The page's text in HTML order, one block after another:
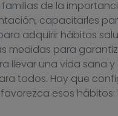
familias de la
capacitarles
adquirir hábitos
medidas para
llevar una vida sana
todos. Hay que
esos hábitos: